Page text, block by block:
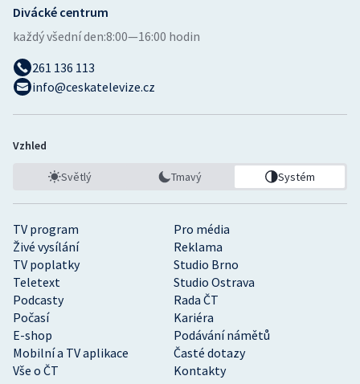
TV program
Pro média
Živé vysílání
Reklama
TV poplatky
Studio Brno
Teletext
Studio Ostrava
Podcasty
Rada ČT
Počasí
Kariéra
E-shop
Podávání námětů
Mobilní a TV aplikace
Časté dotazy
Vše o ČT
Kontakty
Divácké centrum
každý všední den:8:00—16:00 hodin
261 136 113
info@ceskatelevize.cz
Vzhled
Světlý Tmavý Systém